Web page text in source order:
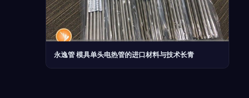
永逸管 模具单头电热管的进口材料与技术长青